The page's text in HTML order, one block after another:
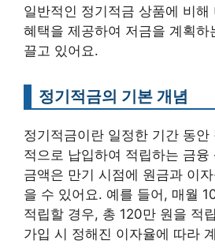
일반적인 정기적금 상품에 비해
혜택을 제공하여 저금을 계획하
끌고 있어요.
정기적금의 기본 개념
정기적금이란 일정한 기간 동안
적으로 납입하여 적립하는 금
금액은 만기 시점에 원금과 이
을 수 있어요. 예를 들어, 매월
적립할 경우, 총 120만 원을 적
가입 시 정해진 이자율에 따라